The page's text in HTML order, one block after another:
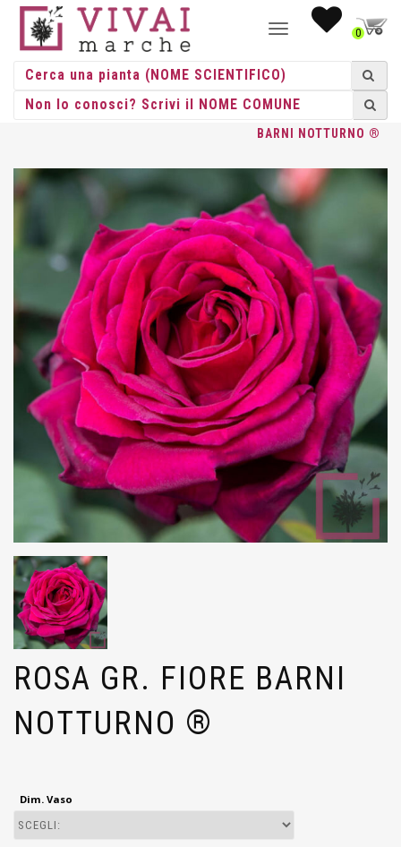
NAVIGAZIONE0
HOME/ROSE/ GRANDE FIORE/BARNI / ROSA GR. FIORE
BARNI NOTTURNO ®
ROSA GR. FIORE BARNI
NOTTURNO ®
Dim. Vaso